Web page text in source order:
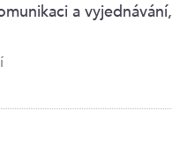
a vyjednávání,